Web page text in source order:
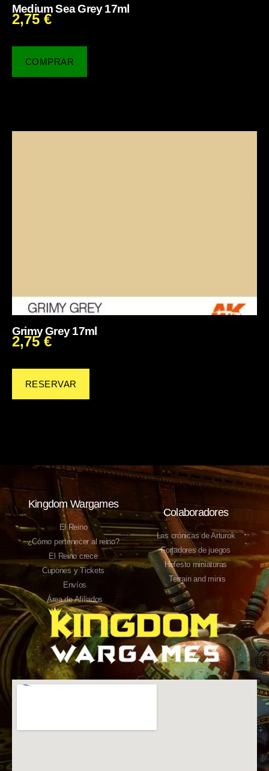
Medium Sea Grey 17ml
2,75 €
COMPRAR
Grimy Grey 17ml
2,75€
RESERVAR
Kingdom Wargames
El Reino
¿Cómo pertenecer al reino?
El Reino crece
Cupones y Tickets
Envíos
Área de Afiliados
Colaboradores
Las crónicas de Arturok
Forjadores de juegos
Hefesto miniaturas
Terrain and minis